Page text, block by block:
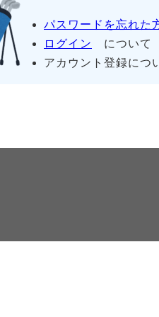
パスワードを忘れた
ログイン
について
アカウント登録につ